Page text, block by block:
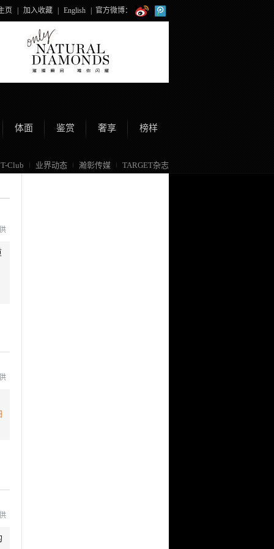
页 加入收藏 English 官方微博：
体面 鉴赏 奢享 榜样
T-Club 业界动态 瀚彰传媒 TARGET杂志